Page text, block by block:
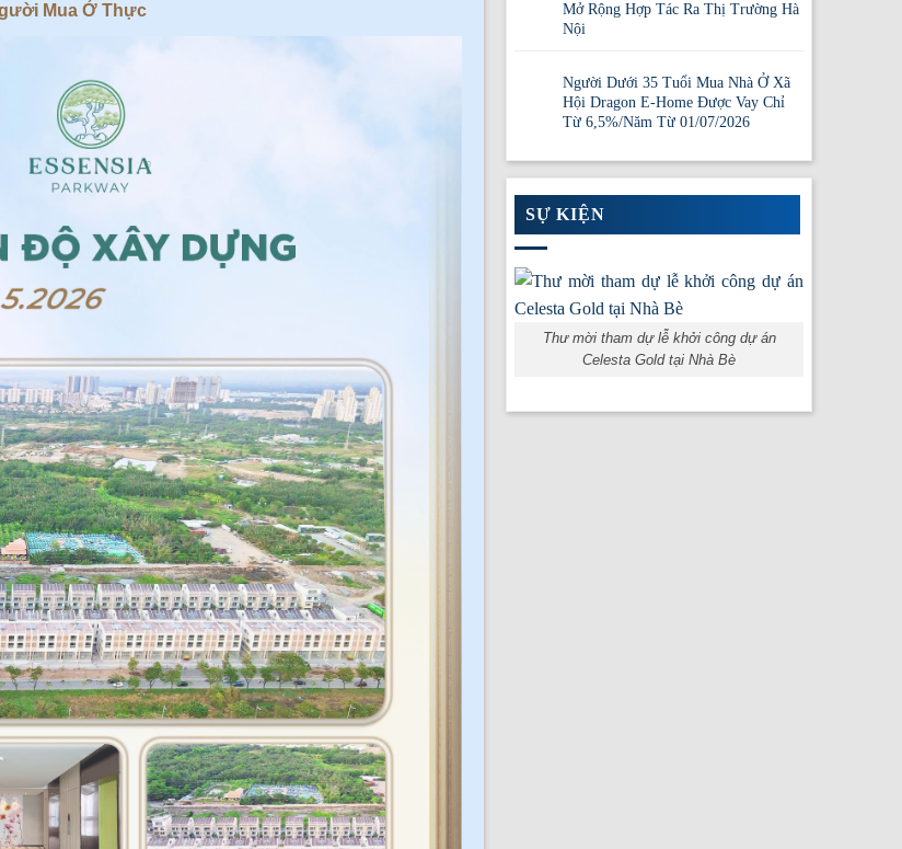
Mua Ở Thực
Mở Rộng Hợp Tác Ra Thị Trường Hà
Nội
Người Dưới 35 Tuổi Mua Nhà Ở Xã
Hội Dragon E-Home Được Vay Chỉ
Từ 6,5%/Năm Từ 01/07/2026
SỰ KIỆN
Thư mời tham dự lễ khởi công dự án
Celesta Gold tại Nhà Bè